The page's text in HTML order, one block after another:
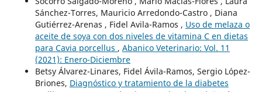
Sánchez-Torres, Mauricio Arredondo-Castro , Diana
Gutiérrez-Arenas , Fidel Avila-Ramos , Uso de melaza o
aceite de soya con dos niveles de vitamina C en dietas
para Cavia porcellus , Abanico Veterinario: Vol. 11
(2021): Enero-Diciembre
Betsy Álvarez-Linares, Fidel Ávila-Ramos, Sergio López-
Briones, Diagnóstico y tratamiento de la diabetes